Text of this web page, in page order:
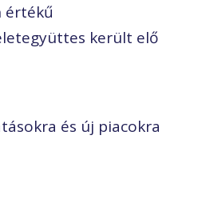
értékű
került elő
és új piacokra